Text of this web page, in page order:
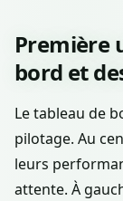
Première
bord et
Le tableau de
pilotage. Au
leurs
attente. À